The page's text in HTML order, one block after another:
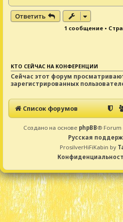
Ответить
1 сообщение •
КТО СЕЙЧАС НА КОНФЕРЕНЦИИ
Сейчас этот форум
зарегистрированных
Список форумов
Создано на основе phpBB® Forum
Русская
ProsilverHiFiKabin by